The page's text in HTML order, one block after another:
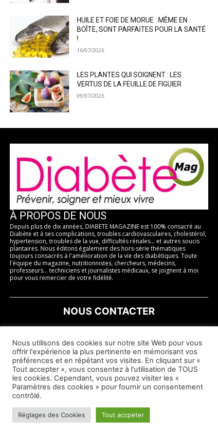
HUILE ET FOIE DE MORUE : MÊME EN
BOÎTE, SONT PARFAITES POUR LA SANTÉ
!
16/07/2026
LES PLANTES QUI SOIGNENT : LES
VERTUS DE LA FEUILLE DE FIGUIER
09/07/2026
À PROPOS DE NOUS
Depuis plus de dix années, DIABETE MAGAZINE est 100% consacré au
Diabète et à ses complications, troubles cardiovasculaires, cholestérol,
hypertension, troubles de la vue, difficultés rénales... et autres soucis
plantaires. Nous éditons également des hors-série thématiques
toujours consacrés à l'amélioration de la vie des diabétiques. Toute
l'équipe du magazine, nutritionnistes, chercheurs, médecins,
professeurs... techniciens et journalistes médicaux, se joignent à moi
pour vous remercier de votre fidélité.
NOUS CONTACTER
JSF - 125 rue Henri Barbusse 92110 CLICHY
PAR MAIL :contact@diabetemagazine.fr
Lire les conditions Générales de vente
Nous utilisons des cookies sur notre site Web pour vous
offrir l'expérience la plus pertinente en mémorisant vos
préférences et en répétant vos visites. En cliquant sur «
Tout accepter », vous consentez à l'utilisation de TOUS
les cookies. Cependant, vous pouvez visiter les «
Paramètres des cookies » pour fournir un consentement
contrôlé.
Réglages des Cookies Tout accpeter